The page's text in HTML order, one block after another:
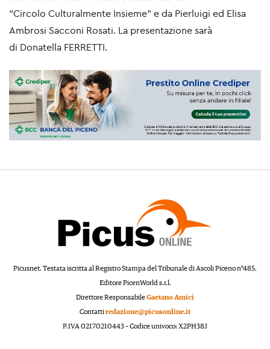
“Circolo Culturalmente Insieme” e da Pierluigi ed Elisa
Ambrosi Sacconi Rosati. La presentazione sarà
di Donatella FERRETTI.
Picusnet. Testata iscritta al Registro Stampa del Tribunale di Ascoli Piceno n°485.
Editore PicenWorld s.r.l.
Direttore ResponsabileGaetano Amici
Contattiredazione@picusonline.it
P.IVA 02170210443 – Codice univoco: X2PH38J